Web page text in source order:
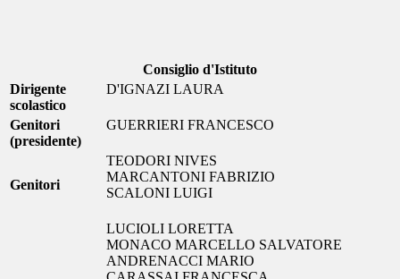
Consiglio d'Istituto
Dirigente
scolastico
D'IGNAZI LAURA
Genitori
(presidente)
GUERRIERI FRANCESCO
Genitori
TEODORI NIVES
MARCANTONI FABRIZIO
SCALONI LUIGI
LUCIOLI LORETTA
MONACO MARCELLO SALVATORE
ANDRENACCI MARIO